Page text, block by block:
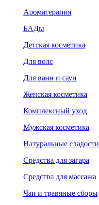
Ароматерапия
БАДы
Детская косметика
Для волс
Для ванн и саун
Женская косметика
Комплексный уход
Мужская косметика
Натуральные сладости
Средства для загара
Средства для массажа
Чаи и травяные сборы